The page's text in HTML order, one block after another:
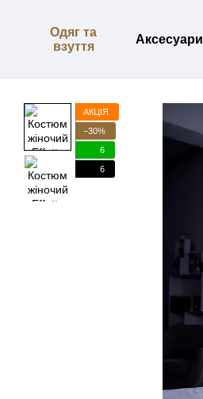
Одяг та
взуття
Аксесуари
АКЦІЯ
−30%
6
6